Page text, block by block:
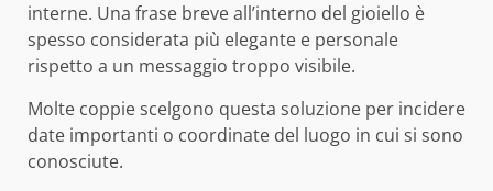
interne. Una frase breve all’interno del gioiello è
spesso considerata più elegante e personale
rispetto a un messaggio troppo visibile.
Molte coppie scelgono questa soluzione per incidere
date importanti o coordinate del luogo in cui si sono
conosciute.